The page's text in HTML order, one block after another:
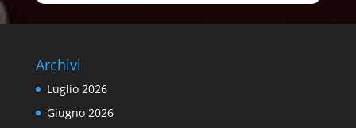
Archivi
Luglio 2026
Giugno 2026